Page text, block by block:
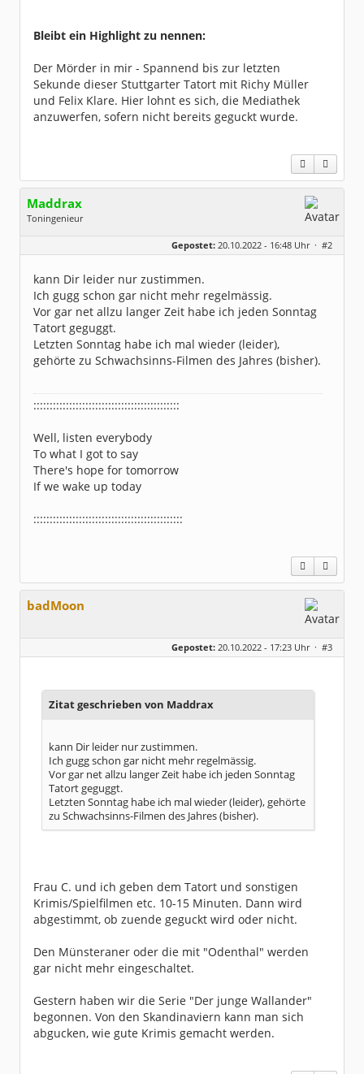
Bleibt ein Highlight zu nennen:
Der Mörder in mir - Spannend bis zur letzten
Sekunde dieser Stuttgarter Tatort mit Richy Müller
und Felix Klare. Hier lohnt es sich, die Mediathek
anzuwerfen, sofern nicht bereits geguckt wurde.
Maddrax
Toningenieur
Beiträge:
5930
Gepostet: 20.10.2022 - 16:48 Uhr · #2
kann Dir leider nur zustimmen.
Ich gugg schon gar nicht mehr regelmässig.
Vor gar net allzu langer Zeit habe ich jeden Sonntag
Tatort geguggt.
Letzten Sonntag habe ich mal wieder (leider),
gehörte zu Schwachsinns-Filmen des Jahres (bisher).
:::::::::::::::::::::::::::::::::::::::::::::
Well, listen everybody
To what I got to say
There's hope for tomorrow
If we wake up today
::::::::::::::::::::::::::::::::::::::::::::::
badMoon
Gepostet: 20.10.2022 - 17:23 Uhr · #3
Zitat geschrieben von Maddrax
kann Dir leider nur zustimmen.
Ich gugg schon gar nicht mehr regelmässig.
Vor gar net allzu langer Zeit habe ich jeden Sonntag
Tatort geguggt.
Letzten Sonntag habe ich mal wieder (leider), gehörte
zu Schwachsinns-Filmen des Jahres (bisher).
Frau C. und ich geben dem Tatort und sonstigen
Krimis/Spielfilmen etc. 10-15 Minuten. Dann wird
abgestimmt, ob zuende geguckt wird oder nicht.
Den Münsteraner oder die mit "Odenthal" werden
gar nicht mehr eingeschaltet.
Gestern haben wir die Serie "Der junge Wallander"
begonnen. Von den Skandinaviern kann man sich
abgucken, wie gute Krimis gemacht werden.